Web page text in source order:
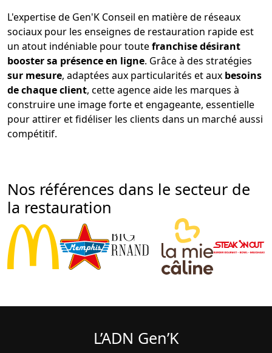
L'expertise de Gen'K Conseil en matière de réseaux
sociaux pour les enseignes de restauration rapide est
un atout indéniable pour toutefranchise désirant
booster sa présence en ligne. Grâce à des stratégies
sur mesure, adaptées aux particularités et aux besoins
de chaque client, cette agence aide les marques à
construire une image forte et engageante, essentielle
pour attirer et fidéliser les clients dans un marché aussi
compétitif.
Nos références dans le secteur de
la restauration
L’ADN Gen’K